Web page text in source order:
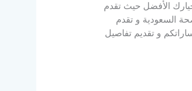
الأفضل حيث تقدم
الصحة السعودية و تقدم
و تقديم تفاصيل